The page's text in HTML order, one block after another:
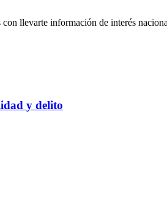
llevarte información de interés
y delito